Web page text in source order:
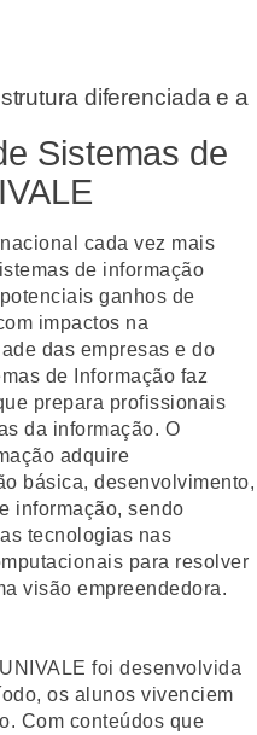
diferenciada e a
Sistemas de
cada vez mais
de informação
ganhos de
impactos na
das empresas e do
de Informação faz
prepara profissionais
da informação. O
adquire
básica, desenvolvimento,
informação, sendo
tecnologias nas
para resolver
visão empreendedora.
foi desenvolvida
os alunos vivenciem
Com conteúdos que